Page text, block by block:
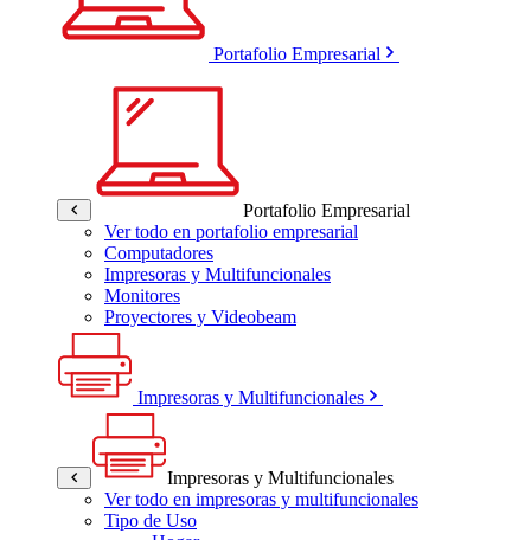
Portafolio Empresarial
Portafolio Empresarial
Ver todo en portafolio empresarial
Computadores
Impresoras y Multifuncionales
Monitores
Proyectores y Videobeam
Impresoras y Multifuncionales
Impresoras y Multifuncionales
Ver todo en impresoras y multifuncionales
Tipo de Uso